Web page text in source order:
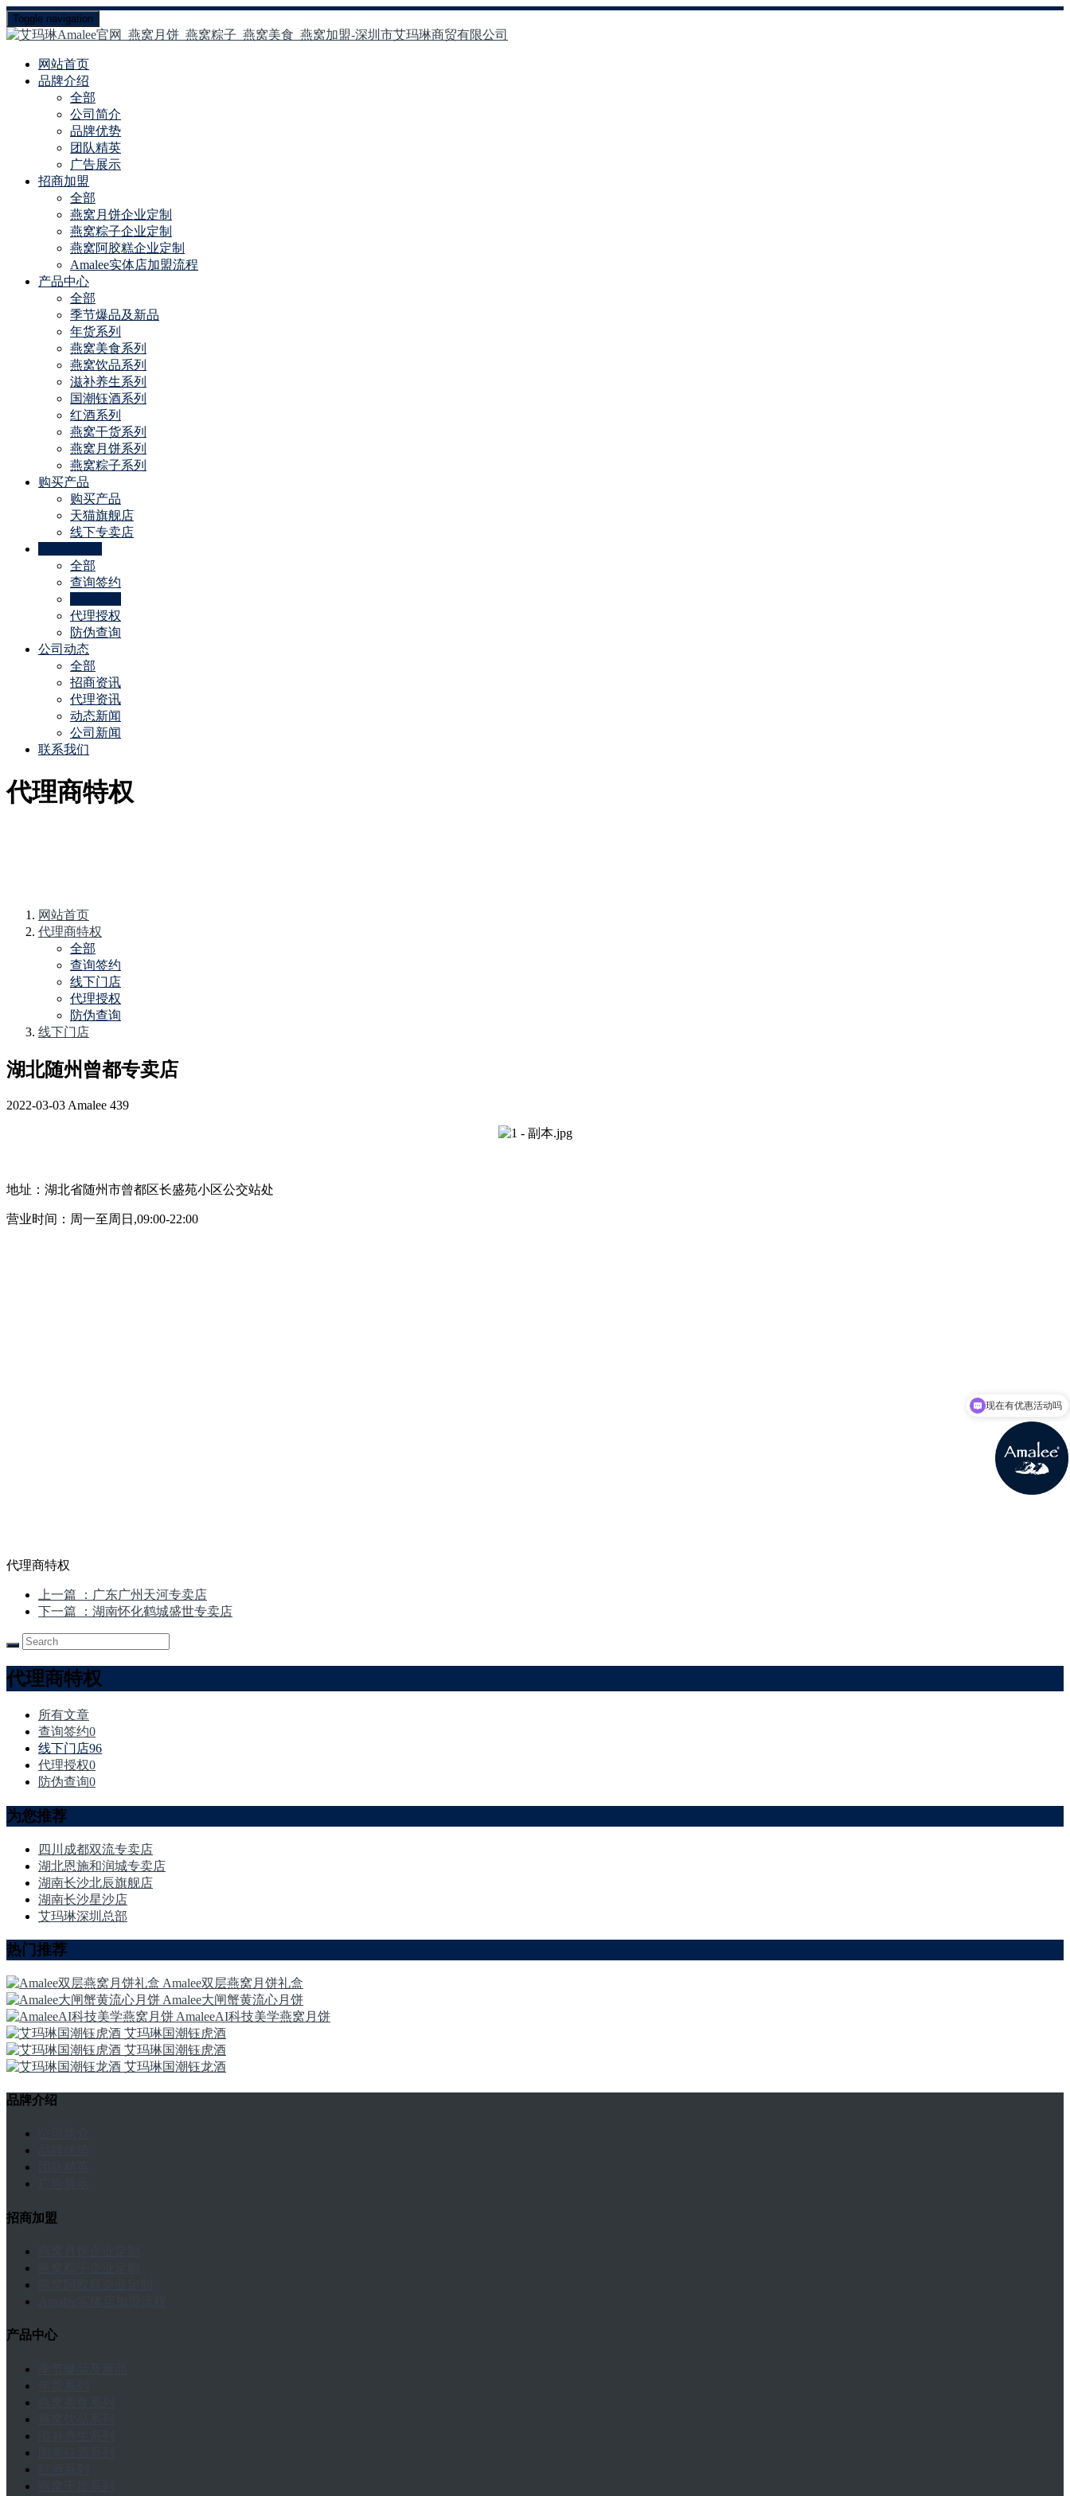
Toggle navigation
网站首页
品牌介绍
全部
公司简介
品牌优势
团队精英
广告展示
招商加盟
全部
燕窝月饼企业定制
燕窝粽子企业定制
燕窝阿胶糕企业定制
Amalee实体店加盟流程
产品中心
全部
季节爆品及新品
年货系列
燕窝美食系列
燕窝饮品系列
滋补养生系列
国潮钰酒系列
红酒系列
燕窝干货系列
燕窝月饼系列
燕窝粽子系列
购买产品
购买产品
天猫旗舰店
线下专卖店
全部
查询签约
代理授权
防伪查询
公司动态
全部
招商资讯
代理资讯
动态新闻
公司新闻
联系我们
代理商特权
网站首页
代理商特权
全部
查询签约
线下门店
代理授权
防伪查询
线下门店
湖北随州曾都专卖店
2022-03-03 Amalee 439
地址：湖北省随州市曾都区长盛苑小区公交站处
营业时间：周一至周日,09:00-22:00
代理商特权
上一篇
：广东广州天河专卖店
下一篇
：湖南怀化鹤城盛世专卖店
代理商特权
所有文章
查询签约0
线下门店96
代理授权0
防伪查询0
为您推荐
四川成都双流专卖店
湖北恩施和润城专卖店
湖南长沙北辰旗舰店
湖南长沙星沙店
艾玛琳深圳总部
热门推荐
Amalee双层燕窝月饼礼盒
Amalee大闸蟹黄流心月饼
AmaleeAI科技美学燕窝月饼
艾玛琳国潮钰虎酒
艾玛琳国潮钰虎酒
艾玛琳国潮钰龙酒
品牌介绍
招商加盟
产品中心
可以介绍下你们的产品么？